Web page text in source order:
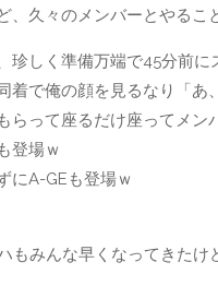
、久々のメンバーとやるこ
珍しく準備万端で45分前に
着で俺の顔を見るなり「あ
らって座るだけ座ってメン
登場ｗ
にA-GEも登場ｗ
もみんな早くなってきたけ